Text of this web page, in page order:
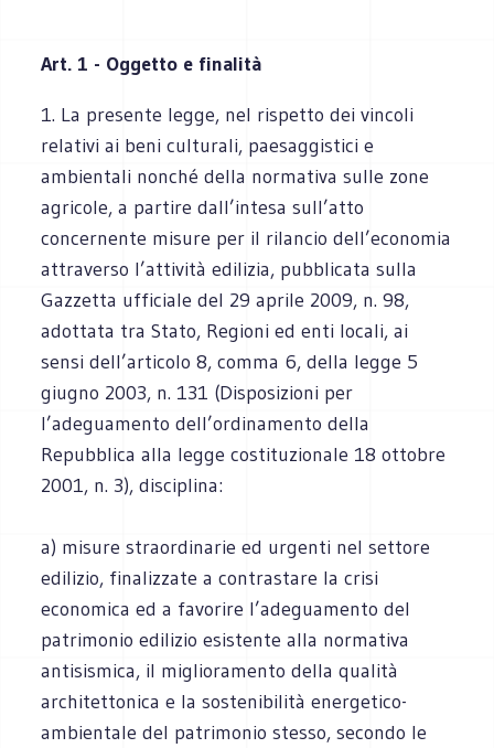
Art. 1 - Oggetto e finalità
1. La presente legge, nel rispetto dei vincoli
relativi ai beni culturali, paesaggistici e
ambientali nonché della normativa sulle zone
agricole, a partire dall’intesa sull’atto
concernente misure per il rilancio dell’economia
attraverso l’attività edilizia, pubblicata sulla
Gazzetta ufficiale del 29 aprile 2009, n. 98,
adottata tra Stato, Regioni ed enti locali, ai
sensi dell’articolo 8, comma 6, della legge 5
giugno 2003, n. 131 (Disposizioni per
l’adeguamento dell’ordinamento della
Repubblica alla legge costituzionale 18 ottobre
2001, n. 3), disciplina:
a) misure straordinarie ed urgenti nel settore
edilizio, finalizzate a contrastare la crisi
economica ed a favorire l’adeguamento del
patrimonio edilizio esistente alla normativa
antisismica, il miglioramento della qualità
architettonica e la sostenibilità energetico-
ambientale del patrimonio stesso, secondo le